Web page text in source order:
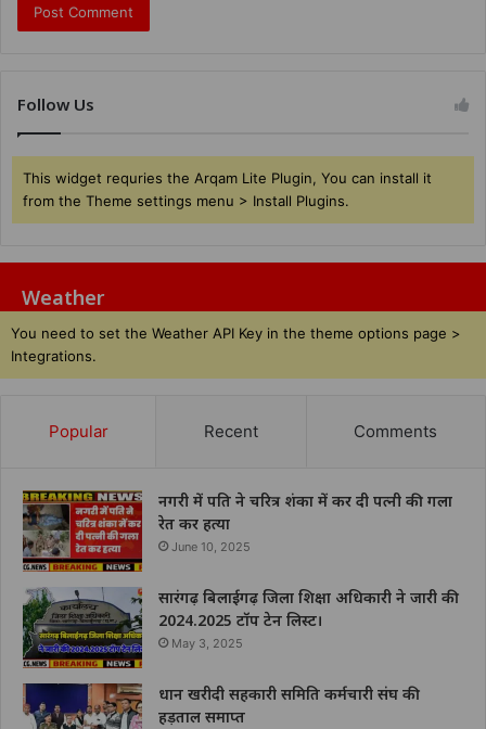
Follow Us
This widget requries the Arqam Lite Plugin, You can install it
from the Theme settings menu > Install Plugins.
Weather
You need to set the Weather API Key in the theme options page >
Integrations.
Popular Recent Comments
नगरी में पति ने चरित्र शंका में कर दी पत्नी की गला
रेत कर हत्या
June 10, 2025
सारंगढ़ बिलाईगढ़ जिला शिक्षा अधिकारी ने जारी की
2024.2025 टॉप टेन लिस्ट।
May 3, 2025
धान खरीदी सहकारी समिति कर्मचारी संघ की
हड़ताल समाप्त